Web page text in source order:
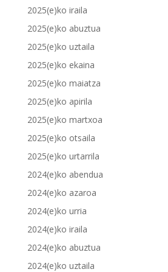
2025(e)ko iraila
2025(e)ko abuztua
2025(e)ko uztaila
2025(e)ko ekaina
2025(e)ko maiatza
2025(e)ko apirila
2025(e)ko martxoa
2025(e)ko otsaila
2025(e)ko urtarrila
2024(e)ko abendua
2024(e)ko azaroa
2024(e)ko urria
2024(e)ko iraila
2024(e)ko abuztua
2024(e)ko uztaila